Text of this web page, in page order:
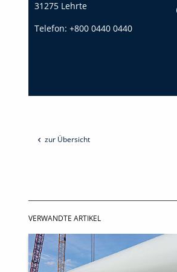
31275 Lehrte
Telefon: +800 0440 0440
zur Übersicht
VERWANDTE ARTIKEL